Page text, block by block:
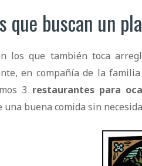
que buscan un
los que también toca
en compañía de la
3 restaurantes para
buena comida sin